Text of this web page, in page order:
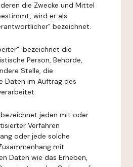
die Zwecke und Mittel
wird er als
bezeichnet.
bezeichnet die
Person, Behörde,
Stelle, die
Daten im Auftrag des
jeden mit oder
Verfahren
oder jede solche
mit
Daten wie das Erheben,